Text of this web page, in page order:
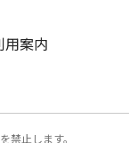
用案内
禁止します。